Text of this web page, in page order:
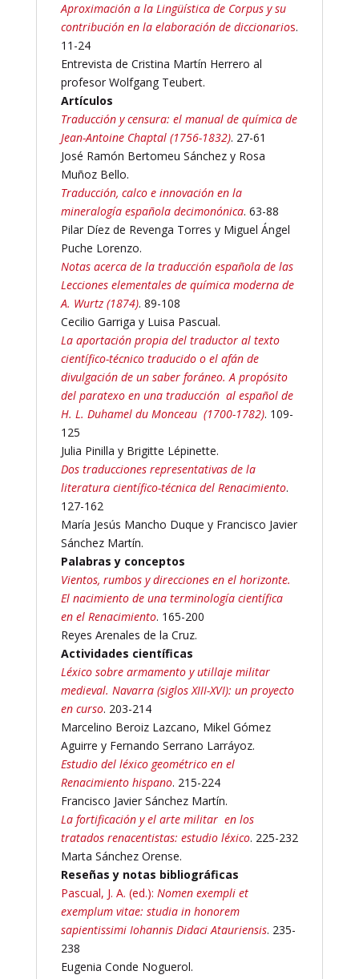
Aproximación a la Lingüística de Corpus y su
contribución en la elaboración de diccionarios.
11-24
Entrevista de Cristina Martín Herrero al
profesor Wolfgang Teubert.
Artículos
Traducción y censura: el manual de química de
Jean-Antoine Chaptal (1756-1832). 27-61
José Ramón Bertomeu Sánchez y Rosa
Muñoz Bello.
Traducción, calco e innovación en la
mineralogía española decimonónica. 63-88
Pilar Díez de Revenga Torres y Miguel Ángel
Puche Lorenzo.
Notas acerca de la traducción española de las
Lecciones elementales de química moderna de
A. Wurtz (1874). 89-108
Cecilio Garriga y Luisa Pascual.
La aportación propia del traductor al texto
científico-técnico traducido o el afán de
divulgación de un saber foráneo. A propósito
del paratexo en una traducción al español de
H. L. Duhamel du Monceau (1700-1782). 109-
125
Julia Pinilla y Brigitte Lépinette.
Dos traducciones representativas de la
literatura científico-técnica del Renacimiento.
127-162
María Jesús Mancho Duque y Francisco Javier
Sánchez Martín.
Palabras y conceptos
Vientos, rumbos y direcciones en el horizonte.
El nacimiento de una terminología científica
en el Renacimiento. 165-200
Reyes Arenales de la Cruz.
Actividades científicas
Léxico sobre armamento y utillaje militar
medieval. Navarra (siglos XIII-XVI): un proyecto
en curso. 203-214
Marcelino Beroiz Lazcano, Mikel Gómez
Aguirre y Fernando Serrano Larráyoz.
Estudio del léxico geométrico en el
Renacimiento hispano. 215-224
Francisco Javier Sánchez Martín.
La fortificación y el arte militar en los
tratados renacentistas: estudio léxico. 225-232
Marta Sánchez Orense.
Reseñas y notas bibliográficas
Pascual, J. A. (ed.): Nomen exempli et
exemplum vitae: studia in honorem
sapientissimi Iohannis Didaci Atauriensis. 235-
238
Eugenia Conde Noguerol.